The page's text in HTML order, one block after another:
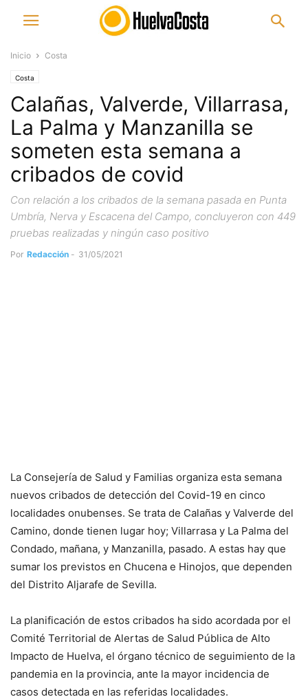
Inicio Costa
Costa
Calañas, Valverde, Villarrasa,
La Palma y Manzanilla se
someten esta semana a
cribados de covid
Con relación a los cribados de la semana pasada en Punta
Umbría, Nerva y Escacena del Campo, concluyeron con 449
pruebas realizadas y ningún caso positivo
Por Redacción - 31/05/2021
La Consejería de Salud y Familias organiza esta semana
nuevos cribados de detección del Covid-19 en cinco
localidades onubenses. Se trata de Calañas y Valverde del
Camino, donde tienen lugar hoy; Villarrasa y La Palma del
Condado, mañana, y Manzanilla, pasado. A estas hay que
sumar los previstos en Chucena e Hinojos, que dependen
del Distrito Aljarafe de Sevilla.
La planificación de estos cribados ha sido acordada por el
Comité Territorial de Alertas de Salud Pública de Alto
Impacto de Huelva, el órgano técnico de seguimiento de la
pandemia en la provincia, ante la mayor incidencia de
casos detectada en las referidas localidades.